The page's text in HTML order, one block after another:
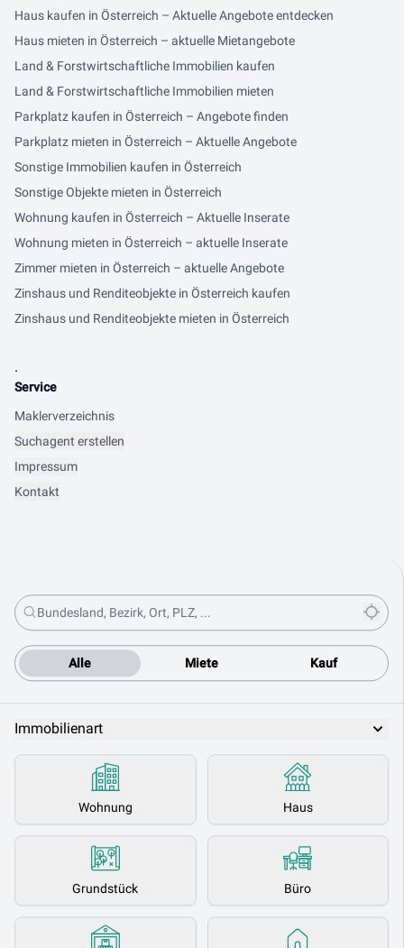
Alle Miete Kauf
Immobilienart
Wohnung Haus
Grundstück Büro
Haus kaufen in Österreich – Aktuelle Angebote entdecken
Haus mieten in Österreich – aktuelle Mietangebote
Land & Forstwirtschaftliche Immobilien kaufen
Land & Forstwirtschaftliche Immobilien mieten
Parkplatz kaufen in Österreich – Angebote finden
Parkplatz mieten in Österreich – Aktuelle Angebote
Sonstige Immobilien kaufen in Österreich
Sonstige Objekte mieten in Österreich
Wohnung kaufen in Österreich – Aktuelle Inserate
Wohnung mieten in Österreich – aktuelle Inserate
Zimmer mieten in Österreich – aktuelle Angebote
Zinshaus und Renditeobjekte in Österreich kaufen
Zinshaus und Renditeobjekte mieten in Österreich
.
Service
Maklerverzeichnis
Suchagent erstellen
Impressum
Kontakt